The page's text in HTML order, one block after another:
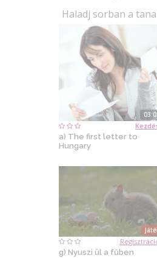
Haladj sorban a
a) The first letter to
Hungary
g) Nyuszi ül a fűben